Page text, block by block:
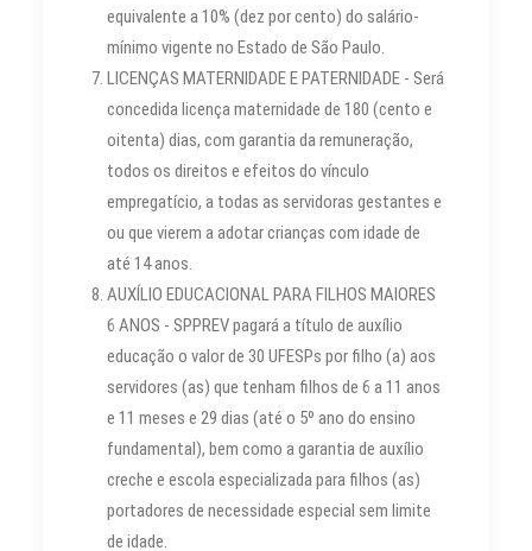
equivalente a 10% (dez por cento) do salário-
mínimo vigente no Estado de São Paulo.
LICENÇAS MATERNIDADE E PATERNIDADE - Será
concedida licença maternidade de 180 (cento e
oitenta) dias, com garantia da remuneração,
todos os direitos e efeitos do vínculo
empregatício, a todas as servidoras gestantes e
ou que vierem a adotar crianças com idade de
até 14 anos.
AUXÍLIO EDUCACIONAL PARA FILHOS MAIORES
6 ANOS - SPPREV pagará a título de auxílio
educação o valor de 30 UFESPs por filho (a) aos
servidores (as) que tenham filhos de 6 a 11 anos
e 11 meses e 29 dias (até o 5º ano do ensino
fundamental), bem como a garantia de auxílio
creche e escola especializada para filhos (as)
portadores de necessidade especial sem limite
de idade.